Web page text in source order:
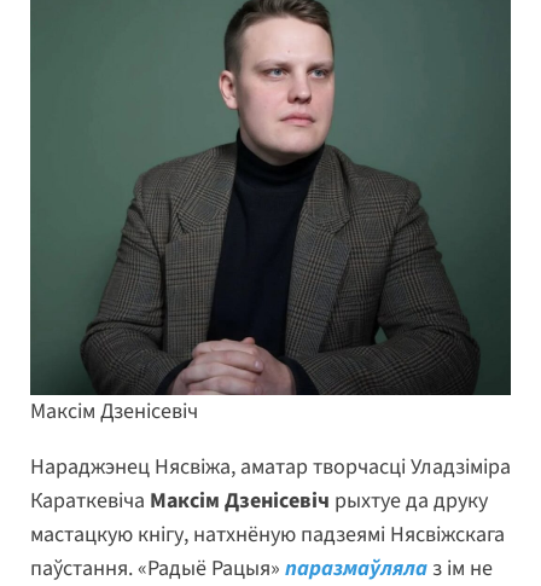
Максім Дзенісевіч
Нараджэнец Нясвіжа, аматар творчасці Уладзіміра
Караткевіча Максім Дзенісевіч рыхтуе да друку
мастацкую кнігу, натхнёную падзеямі Нясвіжскага
паўстання. «Радыё Рацыя» паразмаўляла з ім не